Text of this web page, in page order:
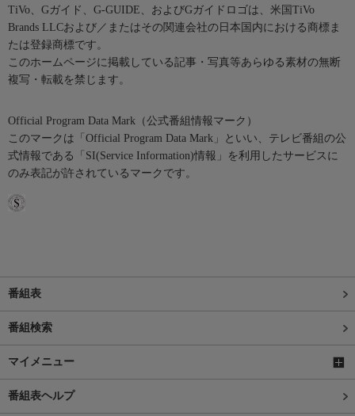
TiVo、Gガイド、G-GUIDE、およびGガイドロゴは、米国TiVo
Brands LLCおよび／またはその関連会社の日本国内における商標ま
たは登録商標です。
このホームページに掲載している記事・写真等あらゆる素材の無断
複写・転載を禁じます。
Official Program Data Mark（公式番組情報マーク）
このマークは「Official Program Data Mark」といい、テレビ番組の公
式情報である「SI(Service Information)情報」を利用したサービスに
のみ表記が許されているマークです。
番組表
番組検索
マイメニュー
番組表ヘルプ